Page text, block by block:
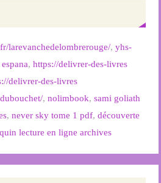
larevanchedelombrerouge/,yhs-
,https://delivrer-des-livres
delivrer-des-livres
,nolimbook,sami goliath
,never sky tome 1 pdf,découverte
lecture en ligne archives